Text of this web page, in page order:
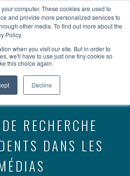
computer. These cookies are used to
and provide more personalized services to
other media. To find out more about the
Policy.
when you visit our site. But in order to
we'll have to use just one tiny cookie so
this choice again.
Decline
devenir client accès client
RECHERCHE
DANS LES